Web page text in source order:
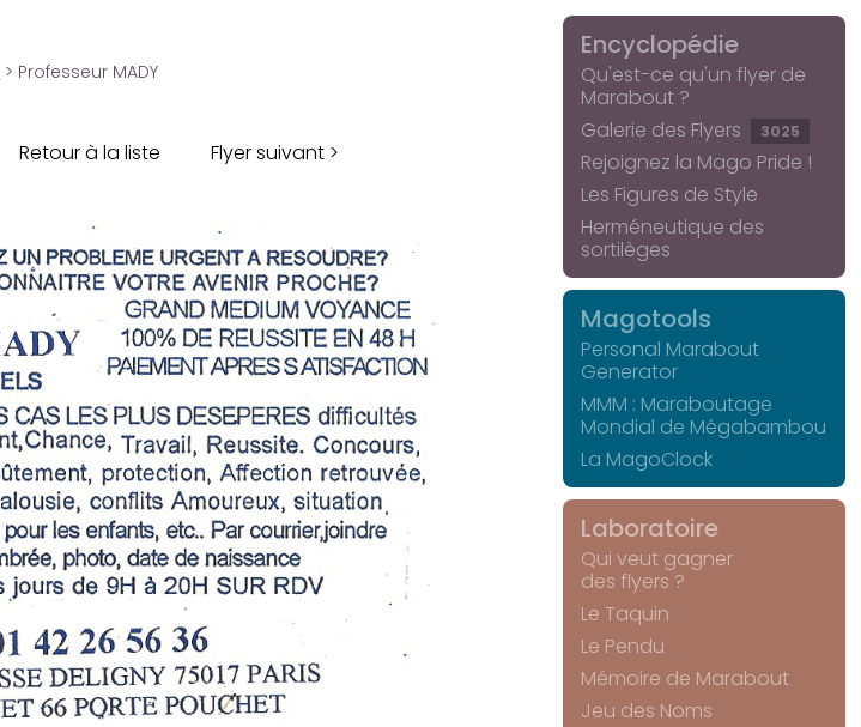
> Professeur MADY
Retour à la liste Flyer suivant >
Encyclopédie
Qu'est-ce qu'un flyer de
Marabout ?
Galerie des Flyers
3025
Rejoignez la Mago Pride !
Les Figures de Style
Herméneutique des
sortilèges
Magotools
Personal Marabout
Generator
MMM : Maraboutage
Mondial de Mégabambou
La MagoClock
Laboratoire
Qui veut gagner
des flyers ?
Le Taquin
Le Pendu
Mémoire de Marabout
Jeu des Noms